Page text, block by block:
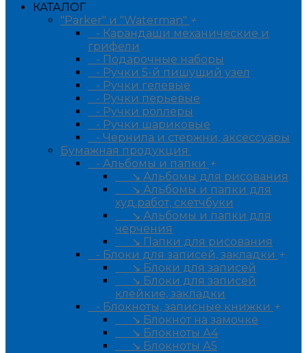
КАТАЛОГ
"Parker" и "Waterman" +
- Карандаши механические и
грифели
- Подарочные наборы
- Ручки 5-й пишущий узел
- Ручки гелевые
- Ручки перьевые
- Ручки роллеры
- Ручки шариковые
- Чернила и стержни, аксессуары
Бумажная продукция
- Альбомы и папки +
↘ Альбомы для рисования
↘ Альбомы и папки для
худ.работ, скетчбуки
↘ Альбомы и папки для
черчения
↘ Папки для рисования
- Блоки для записей, закладки +
↘ Блоки для записей
↘ Блоки для записей
клейкие, закладки
- Блокноты, записные книжки +
↘ Блокнот на замочке
↘ Блокноты А4
↘ Блокноты А5